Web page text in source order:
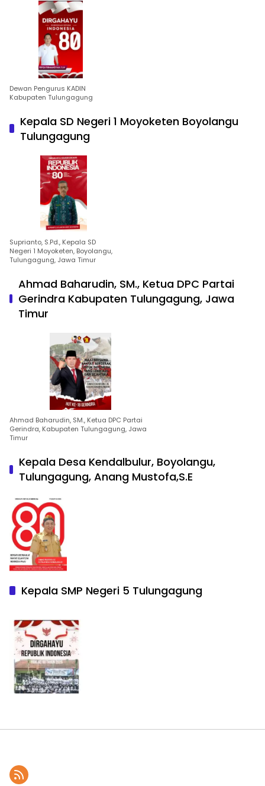
Dewan Pengurus KADIN
Kabupaten Tulungagung
Kepala SD Negeri 1 Moyoketen Boyolangu
Tulungagung
Suprianto, S.Pd., Kepala SD
Negeri 1 Moyoketen, Boyolangu,
Tulungagung, Jawa Timur
Ahmad Baharudin, SM., Ketua DPC Partai
Gerindra Kabupaten Tulungagung, Jawa
Timur
Ahmad Baharudin, SM., Ketua DPC Partai
Gerindra, Kabupaten Tulungagung, Jawa
Timur
Kepala Desa Kendalbulur, Boyolangu,
Tulungagung, Anang Mustofa,S.E
Kepala SMP Negeri 5 Tulungagung